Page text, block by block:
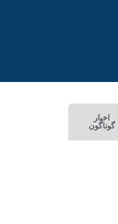
اخبار
گوناگون